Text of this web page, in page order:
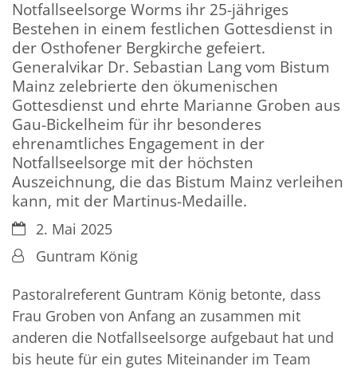
Notfallseelsorge Worms ihr 25-jähriges
Bestehen in einem festlichen Gottesdienst in
der Osthofener Bergkirche gefeiert.
Generalvikar Dr. Sebastian Lang vom Bistum
Mainz zelebrierte den ökumenischen
Gottesdienst und ehrte Marianne Groben aus
Gau-Bickelheim für ihr besonderes
ehrenamtliches Engagement in der
Notfallseelsorge mit der höchsten
Auszeichnung, die das Bistum Mainz verleihen
kann, mit der Martinus-Medaille.
Datum:2. Mai 2025
Von:Guntram König
Pastoralreferent Guntram König betonte, dass
Frau Groben von Anfang an zusammen mit
anderen die Notfallseelsorge aufgebaut hat und
bis heute für ein gutes Miteinander im Team